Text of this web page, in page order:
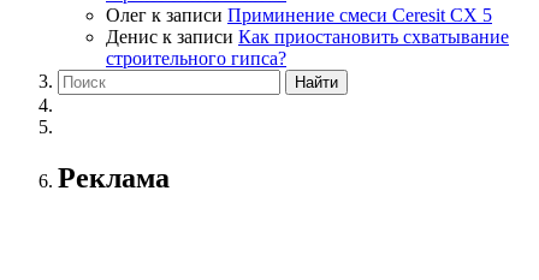
Олег к записи Приминение смеси Ceresit СХ 5
Денис к записи Как приостановить схватывание
строительного гипса?
Реклама